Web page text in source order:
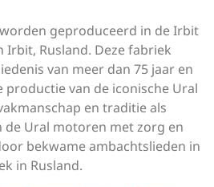
geproduceerd in de Irbit
Rusland. Deze fabriek
van meer dan 75 jaar en
productie van de iconische Ural
en traditie als
Ural motoren met zorg en
bekwame ambachtslieden in
in Rusland.